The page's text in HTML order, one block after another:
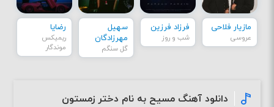
مازیار فلاحی
عروسی
فرزاد فرزین
شب و روز
سهیل
مهرزادگان
گل سنگم
رضایا
ریمیکس
موندگار
دانلود آهنگ مسیح به نام دختر زمستون